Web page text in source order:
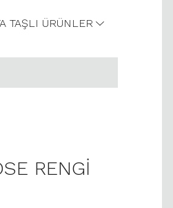
TAŞLI ÜRÜNLER
RENGİ